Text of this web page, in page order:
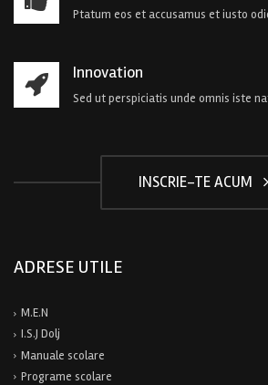
Ptatum eos et accusamus et iusto
Innovation
Sed ut perspiciatis unde omnis iste
INSCRIE-TE ACUM
ADRESE UTILE
M.E.N
I.S.J Dolj
Manuale scolare
Programe scolare